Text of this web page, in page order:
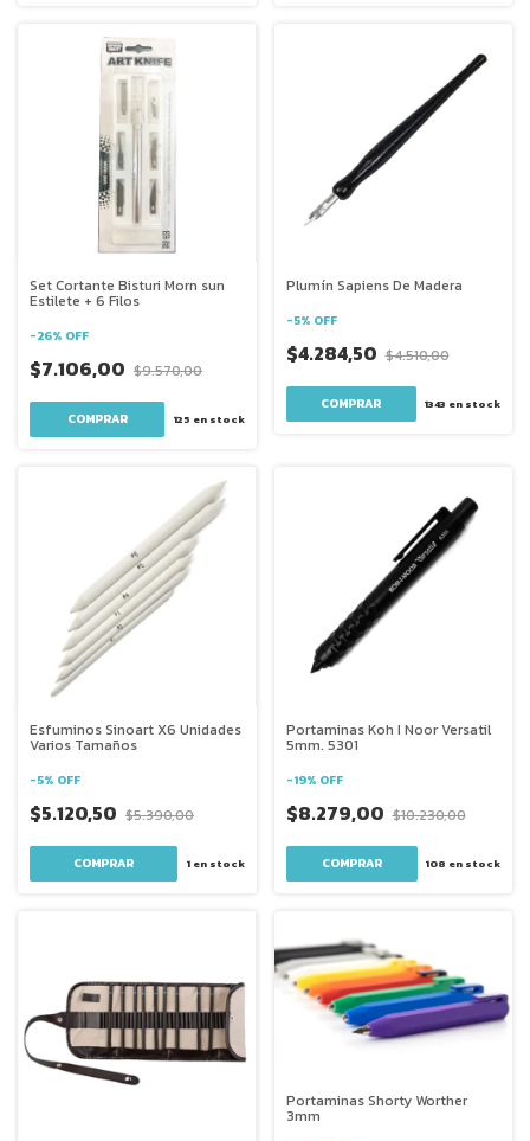
Set Cortante Bisturi Morn sun
Estilete + 6 Filos
-26% OFF
$7.106,00 $9.570,00
125 en stock
Plumín Sapiens De Madera
-5% OFF
$4.284,50 $4.510,00
1343 en stock
Esfuminos Sinoart X6 Unidades
Varios Tamaños
-5% OFF
$5.120,50 $5.390,00
1en stock
Portaminas Koh I Noor Versatil
5mm. 5301
-19% OFF
$8.279,00 $10.230,00
108 en stock
Portaminas Shorty Worther
3mm